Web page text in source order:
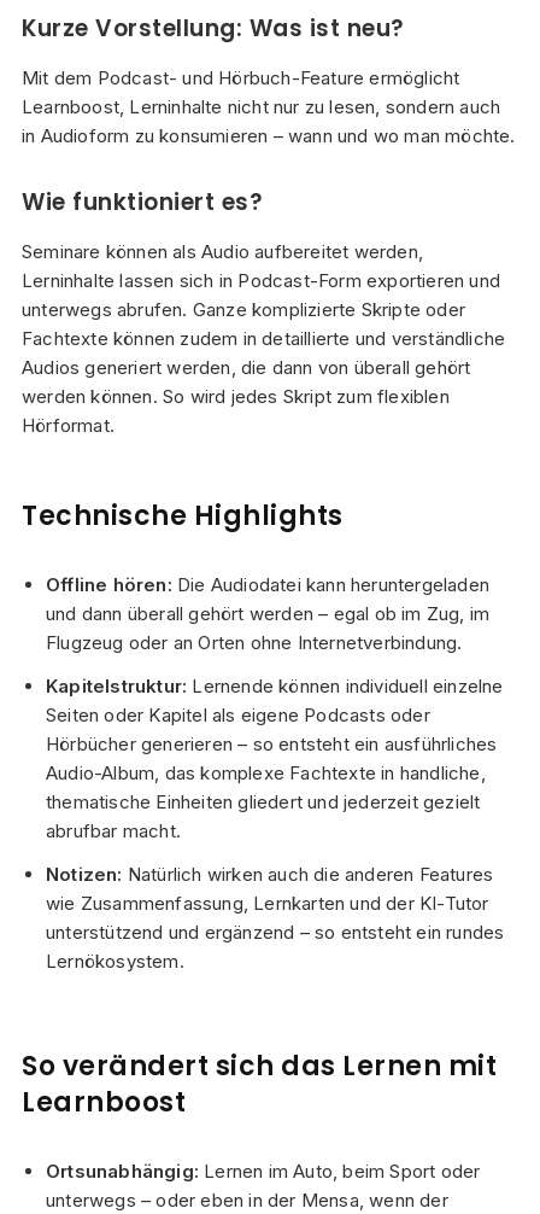
Kurze Vorstellung: Was ist neu?
Mit dem Podcast- und Hörbuch-Feature ermöglicht
Learnboost, Lerninhalte nicht nur zu lesen, sondern auch
in Audioform zu konsumieren – wann und wo man möchte.
Wie funktioniert es?
Seminare können als Audio aufbereitet werden,
Lerninhalte lassen sich in Podcast-Form exportieren und
unterwegs abrufen. Ganze komplizierte Skripte oder
Fachtexte können zudem in detaillierte und verständliche
Audios generiert werden, die dann von überall gehört
werden können. So wird jedes Skript zum flexiblen
Hörformat.
Technische Highlights
Offline hören: Die Audiodatei kann heruntergeladen
und dann überall gehört werden – egal ob im Zug, im
Flugzeug oder an Orten ohne Internetverbindung.
Kapitelstruktur: Lernende können individuell einzelne
Seiten oder Kapitel als eigene Podcasts oder
Hörbücher generieren – so entsteht ein ausführliches
Audio-Album, das komplexe Fachtexte in handliche,
thematische Einheiten gliedert und jederzeit gezielt
abrufbar macht.
Notizen: Natürlich wirken auch die anderen Features
wie Zusammenfassung, Lernkarten und der KI-Tutor
unterstützend und ergänzend – so entsteht ein rundes
Lernökosystem.
So verändert sich das Lernen mit
Learnboost
Ortsunabhängig: Lernen im Auto, beim Sport oder
unterwegs – oder eben in der Mensa, wenn der